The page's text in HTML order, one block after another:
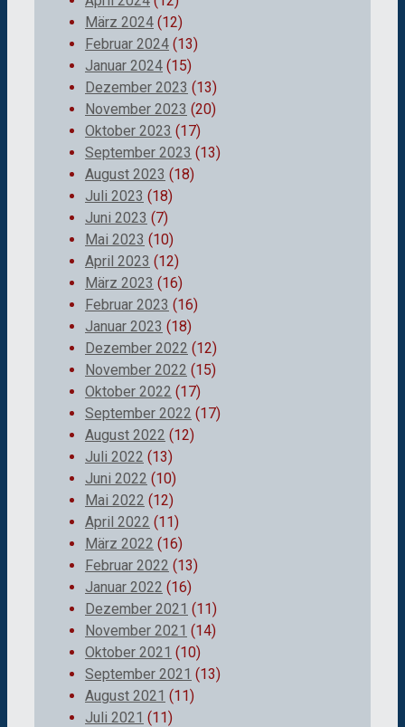
März 2024 (12)
Februar 2024 (13)
Januar 2024 (15)
Dezember 2023 (13)
November 2023 (20)
Oktober 2023 (17)
September 2023 (13)
August 2023 (18)
Juli 2023 (18)
Juni 2023 (7)
Mai 2023 (10)
April 2023 (12)
März 2023 (16)
Februar 2023 (16)
Januar 2023 (18)
Dezember 2022 (12)
November 2022 (15)
Oktober 2022 (17)
September 2022 (17)
August 2022 (12)
Juli 2022 (13)
Juni 2022 (10)
Mai 2022 (12)
April 2022 (11)
März 2022 (16)
Februar 2022 (13)
Januar 2022 (16)
Dezember 2021 (11)
November 2021 (14)
Oktober 2021 (10)
September 2021 (13)
August 2021 (11)
Juli 2021 (11)